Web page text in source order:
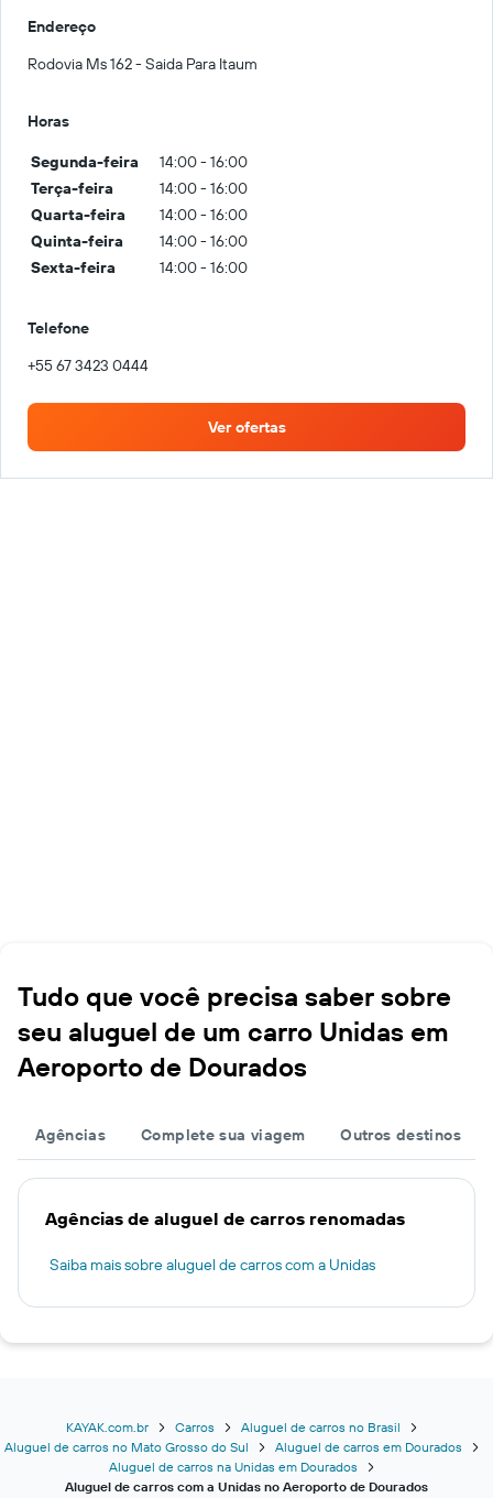
Endereço
Rodovia Ms 162 - Saida Para Itaum
Horas
Segunda-feira
14:00 - 16:00
Terça-feira
14:00 - 16:00
Quarta-feira
14:00 - 16:00
Quinta-feira
14:00 - 16:00
Sexta-feira
14:00 - 16:00
Telefone
+55 67 3423 0444
Ver ofertas
Tudo que você precisa saber sobre
seu aluguel de um carro Unidas em
Aeroporto de Dourados
Agências Complete sua viagem Outros destinos
Agências de aluguel de carros renomadas
Saiba mais sobre aluguel de carros com a Unidas
KAYAK.com.br Carros
Aluguel de carros no Brasil
Aluguel de carros no Mato Grosso do Sul
Aluguel de carros em Dourados
Aluguel de carros na Unidas em Dourados
Aluguel de carros com a Unidas no Aeroporto de Dourados